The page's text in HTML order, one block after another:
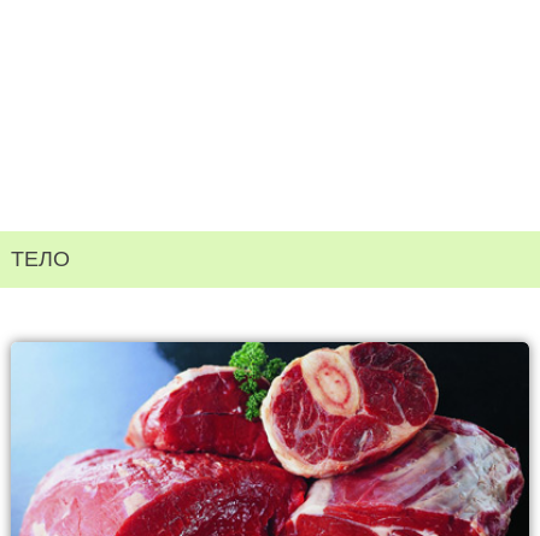
ТЕЛО